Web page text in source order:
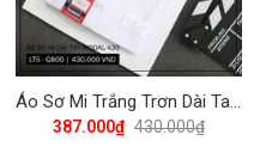
Áo Sơ Mi Trắng Trơn Dài Tay Regular 430 Vĩnh Tiến - LT5-G800
387.000₫ 430.000₫